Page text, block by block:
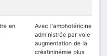
en
Avec l'amphotéricine B
administrée par voie IV :
augmentation de la
créatininémie plus